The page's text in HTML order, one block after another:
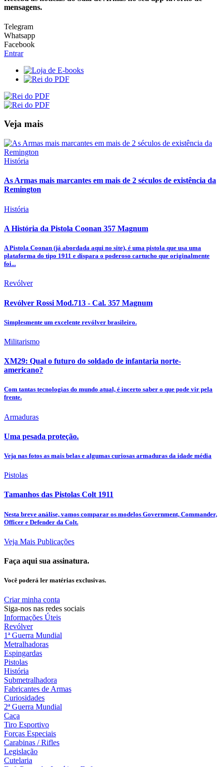
mensagens.
Telegram
Whatsapp
Facebook
Entrar
Veja mais
História
As Armas mais marcantes em mais de 2 séculos de existência da
Remington
História
A História da Pistola Coonan 357 Magnum
A Pistola Coonan (já abordada aqui no site), é uma pistola que usa uma
plataforma do tipo 1911 e dispara o poderoso cartucho que originalmente
foi...
Revólver
Revólver Rossi Mod.713 - Cal. 357 Magnum
Simplesmente um excelente revólver brasileiro.
Militarismo
XM29: Qual o futuro do soldado de infantaria norte-
americano?
Com tantas tecnologias do mundo atual, é incerto saber o que pode vir pela
frente.
Armaduras
Uma pesada proteção.
Veja nas fotos as mais belas e algumas curiosas armaduras da idade média
Pistolas
Tamanhos das Pistolas Colt 1911
Nesta breve análise, vamos comparar os modelos Government, Commander,
Officer e Defender da Colt.
Veja Mais Publicações
Faça aqui sua assinatura.
Você poderá ler matérias exclusivas.
Criar minha conta
Siga-nos nas redes sociais
Informações Úteis
Revólver
1ª Guerra Mundial
Metralhadoras
Espingardas
Pistolas
História
Submetralhadora
Fabricantes de Armas
Curiosidades
2ª Guerra Mundial
Caça
Tiro Esportivo
Forças Especiais
Carabinas / Rifles
Legislação
Cutelaria